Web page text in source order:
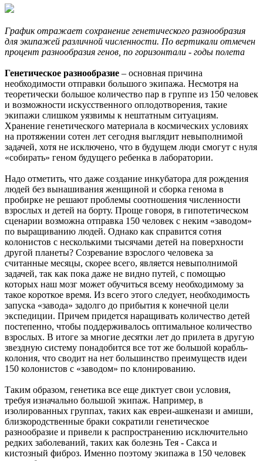
График отражает сохранение генетического разнообразия
для экипажей различной численности. По вертикали отмечен
процент разнообразия генов, по горизонтали - годы полета
Генетическое разнообразие – основная причина
необходимости отправки большого экипажа. Несмотря на
теоретически большое количество пар в группе из 150 человек
и возможности искусственного оплодотворения, такие
экипажи слишком уязвимы к нештатным ситуациям.
Хранение генетического материала в космических условиях
на протяжении сотен лет сегодня выглядит невыполнимой
задачей, хотя не исключено, что в будущем люди смогут с нуля
«собирать» геном будущего ребенка в лаборатории.
Надо отметить, что даже создание инкубатора для рождения
людей без вынашивания женщиной и сборка генома в
пробирке не решают проблемы соотношения численности
взрослых и детей на борту. Проще говоря, в гипотетическом
сценарии возможна отправка 150 человек с неким «заводом»
по выращиванию людей. Однако как справится сотня
колонистов с несколькими тысячами детей на поверхности
другой планеты? Созревание взрослого человека за
считанные месяцы, скорее всего, является невыполнимой
задачей, так как пока даже не видно путей, с помощью
которых наш мозг может обучиться всему необходимому за
такое короткое время. Из всего этого следует, необходимость
запуска «завода» задолго до прибытия к конечной цели
экспедиции. Причем придется наращивать количество детей
постепенно, чтобы поддерживалось оптимальное количество
взрослых. В итоге за многие десятки лет до прилета в другую
звездную систему понадобится все тот же большой корабль-
колония, что сводит на нет большинство преимуществ идеи
150 колонистов с «заводом» по клонированию.
Таким образом, генетика все еще диктует свои условия,
требуя изначально большой экипаж. Например, в
изолированных группах, таких как евреи-ашкенази и амиши,
близкородственные браки сократили генетическое
разнообразие и привели к распространению исключительно
редких заболеваний, таких как болезнь Тея - Сакса и
кистозный фиброз. Именно поэтому экипажа в 150 человек